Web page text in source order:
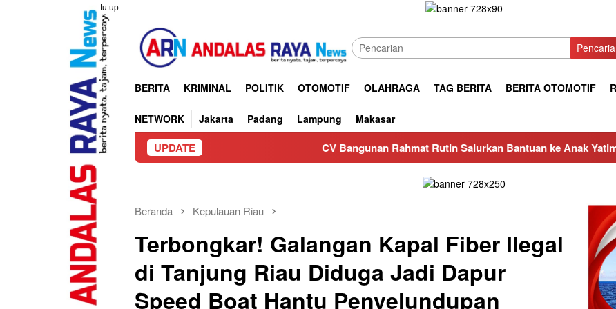
tutup
BERITA KRIMINAL POLITIK OTOMOTIF OLAHRAGA TAG BERITA BERITA OTOMOTIF
NETWORK Jakarta Padang Lampung Makasar
UPDATE CV Bangunan Rahmat Rutin Salurkan Bantuan ke Anak Yatim di Masjid Nurul
Beranda Kepulauan Riau
Terbongkar! Galangan Kapal Fiber Ilegal
di Tanjung Riau Diduga Jadi Dapur
Speed Boat Hantu Penyelundupan